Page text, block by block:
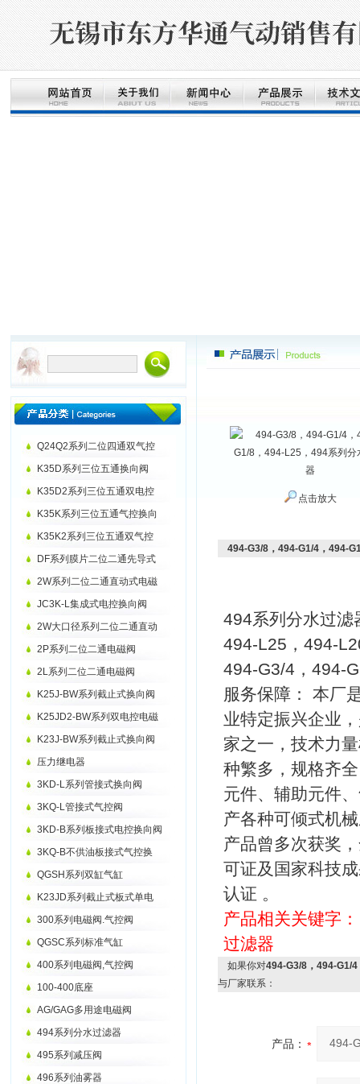
Q24Q2系列二位四通双气控
K35D系列三位五通换向阀
K35D2系列三位五通双电控
K35K系列三位五通气控换向
K35K2系列三位五通双气控
DF系列膜片二位二通先导式
2W系列二位二通直动式电磁
JC3K-L集成式电控换向阀
2W大口径系列二位二通直动
2P系列二位二通电磁阀
2L系列二位二通电磁阀
K25J-BW系列截止式换向阀
K25JD2-BW系列双电控电磁
K23J-BW系列截止式换向阀
压力继电器
3KD-L系列管接式换向阀
3KQ-L管接式气控阀
3KD-B系列板接式电控换向阀
3KQ-B不供油板接式气控换
QGSH系列双缸气缸
K23JD系列截止式板式单电
300系列电磁阀.气控阀
QGSC系列标准气缸
400系列电磁阀,气控阀
100-400底座
AG/GAG多用途电磁阀
494系列分水过滤器
495系列减压阀
496系列油雾器
点击放大
494-G3/8，494-G1/4，494-
494系列分水过滤
494-L25，494-
494-G3/4，494-
服务保障： 本厂
业特定振兴企业
家之一，技术力
种繁多，规格齐
元件、辅助元件
产各种可倾式机
产品曾多次获奖
可证及国家科技
认证 。
产品相关关键字
过滤器
如果你对494-G3/8，494-G1/
与厂家联系：
产品：